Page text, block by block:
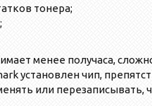
тонера;
менее получаса,
установлен чип,
или перезаписывать,